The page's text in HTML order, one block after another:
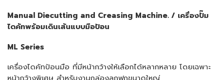
Manual Diecutting and Creasing Machine. / เครื่องปั๊ม
ไดคัทพร้อมเดินเส้นแบบมือป้อน
ML Series
เครื่องไดคัทป้อนมือ ที่มีหน้ากว้างให้เลือกได้หลากหลาย โดยเฉพาะ